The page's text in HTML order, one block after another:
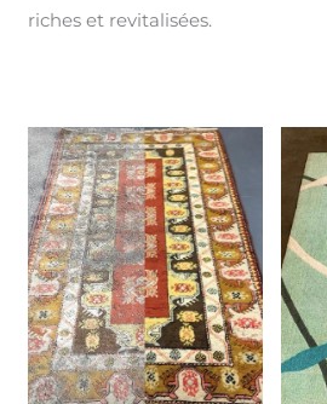
riches et revitalisées.